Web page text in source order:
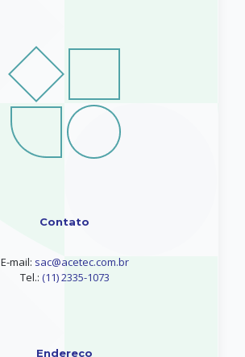
Contato
E-mail: sac@acetec.com.br
Tel.: (11) 2335-1073
Endereço